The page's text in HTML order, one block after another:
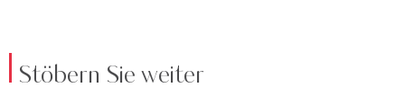
Stöbern Sie weiter